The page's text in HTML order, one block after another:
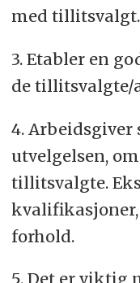
med tillitsvalgt.
3. Etabler en
de tillitsvalgte/
4.
utvelgelsen,
tillitsvalgte.
kvalifikasjoner,
forhold.
5. Det er viktig